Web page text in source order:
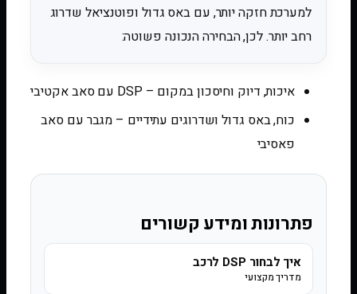
למערכת חזקה יותר, עם באס גדול ופוטנציאל שדרוג
רחב יותר. לכן, הבחירה הנכונה פשוטה:
איכות, דיוק וחיסכון במקום – DSP עם סאב אקטיבי
כוח, באס גדול ושדרוגים עתידיים – מגבר עם סאב
פאסיבי
פתרונות ומידע קשורים
איך לבחור DSP לרכב
מדריך מקצועי